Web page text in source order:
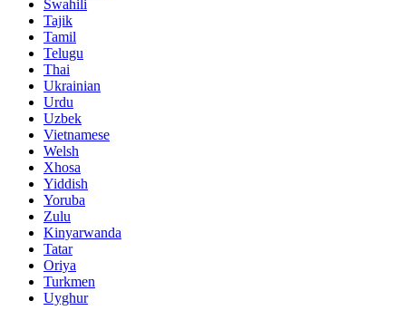
Swahili
Tajik
Tamil
Telugu
Thai
Ukrainian
Urdu
Uzbek
Vietnamese
Welsh
Xhosa
Yiddish
Yoruba
Zulu
Kinyarwanda
Tatar
Oriya
Turkmen
Uyghur